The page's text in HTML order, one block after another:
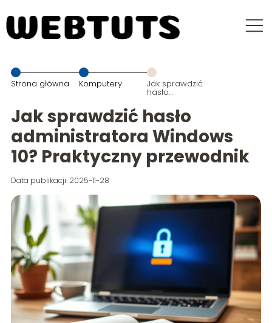
Strona główna Komputery Jak sprawdzić
hasło
Windows 10?
Praktyczny
przewodnik
Jak sprawdzić hasło
administratora Windows
10? Praktyczny przewodnik
Data publikacji: 2025-11-28